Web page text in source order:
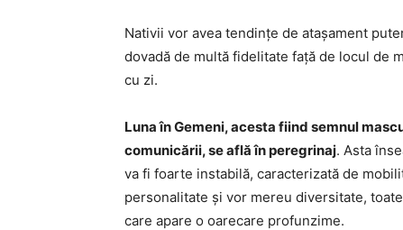
Nativii vor avea tendințe de atașament
dovadă de multă fidelitate față de locul de
cu zi.
Luna în Gemeni, acesta fiind semnul
comunicării, se află în peregrinaj. Asta
va fi foarte instabilă, caracterizată de
personalitate și vor mereu diversitate,
care apare o oarecare profunzime.